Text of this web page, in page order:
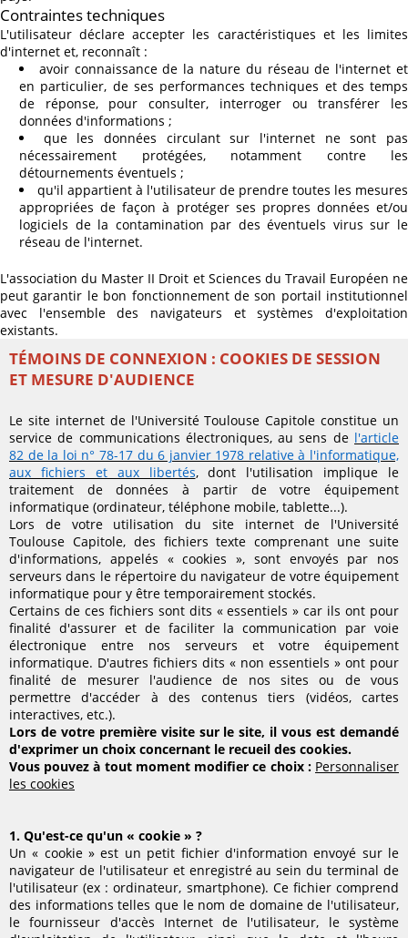
Contraintes techniques
L'utilisateur déclare accepter les caractéristiques et les limites
d'internet et, reconnaît :
avoir connaissance de la nature du réseau de l'internet et
en particulier, de ses performances techniques et des temps
de réponse, pour consulter, interroger ou transférer les
données d'informations ;
que les données circulant sur l'internet ne sont pas
nécessairement protégées, notamment contre les
détournements éventuels ;
qu'il appartient à l'utilisateur de prendre toutes les mesures
appropriées de façon à protéger ses propres données et/ou
logiciels de la contamination par des éventuels virus sur le
réseau de l'internet.
L'association du Master II Droit et Sciences du Travail Européen ne
peut garantir le bon fonctionnement de son portail institutionnel
avec l'ensemble des navigateurs et systèmes d'exploitation
existants.
TÉMOINS DE CONNEXION : COOKIES DE SESSION
ET MESURE D'AUDIENCE
Le site internet de l'Université Toulouse Capitole constitue un
service de communications électroniques, au sens de l'article
82 de la loi n° 78-17 du 6 janvier 1978 relative à l'informatique,
aux fichiers et aux libertés, dont l'utilisation implique le
traitement de données à partir de votre équipement
informatique (ordinateur, téléphone mobile, tablette...).
Lors de votre utilisation du site internet de l'Université
Toulouse Capitole, des fichiers texte comprenant une suite
d'informations, appelés « cookies », sont envoyés par nos
serveurs dans le répertoire du navigateur de votre équipement
informatique pour y être temporairement stockés.
Certains de ces fichiers sont dits « essentiels » car ils ont pour
finalité d'assurer et de faciliter la communication par voie
électronique entre nos serveurs et votre équipement
informatique. D'autres fichiers dits « non essentiels » ont pour
finalité de mesurer l'audience de nos sites ou de vous
permettre d'accéder à des contenus tiers (vidéos, cartes
interactives, etc.).
Lors de votre première visite sur le site, il vous est demandé
d'exprimer un choix concernant le recueil des cookies.
Vous pouvez à tout moment modifier ce choix : Personnaliser
les cookies
1. Qu'est-ce qu'un « cookie » ?
Un « cookie » est un petit fichier d'information envoyé sur le
navigateur de l'utilisateur et enregistré au sein du terminal de
l'utilisateur (ex : ordinateur, smartphone). Ce fichier comprend
des informations telles que le nom de domaine de l'utilisateur,
le fournisseur d'accès Internet de l'utilisateur, le système